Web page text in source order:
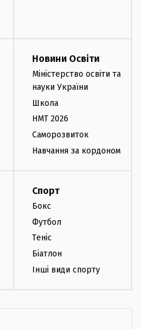
Новини Освіти
Міністерство освіти та
науки України
Школа
НМТ 2026
Саморозвиток
Навчання за кордоном
Спорт
Бокс
Футбол
Теніс
Біатлон
Інші види спорту